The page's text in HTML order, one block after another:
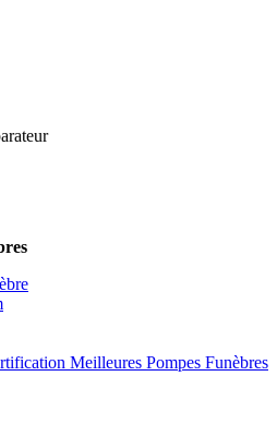
Meilleures Pompes Funèbres